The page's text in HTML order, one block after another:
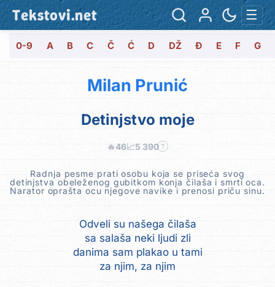
Tekstovi.net ☰
0-9 A B C Č Ć D DŽ Đ E F G
Milan Prunić
Detinjstvo moje
🔥46📈5 390 ?
Radnja pesme prati osobu koja se priseća svog
detinjstva obeleženog gubitkom konja čilaša i smrti oca.
Narator oprašta ocu njegove navike i prenosi priču sinu.
Odveli su našega čilaša
sa salaša neki ljudi zli
danima sam plakao u tami
za njim, za njim